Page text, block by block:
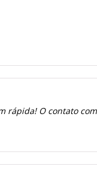
rápida! O contato